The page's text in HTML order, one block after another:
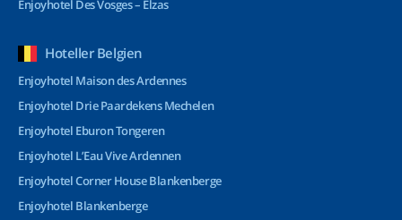
Enjoyhotel Des Vosges – Elzas
Hoteller Belgien
Enjoyhotel Maison des Ardennes
Enjoyhotel Drie Paardekens Mechelen
Enjoyhotel Eburon Tongeren
Enjoyhotel L’Eau Vive Ardennen
Enjoyhotel Corner House Blankenberge
Enjoyhotel Blankenberge